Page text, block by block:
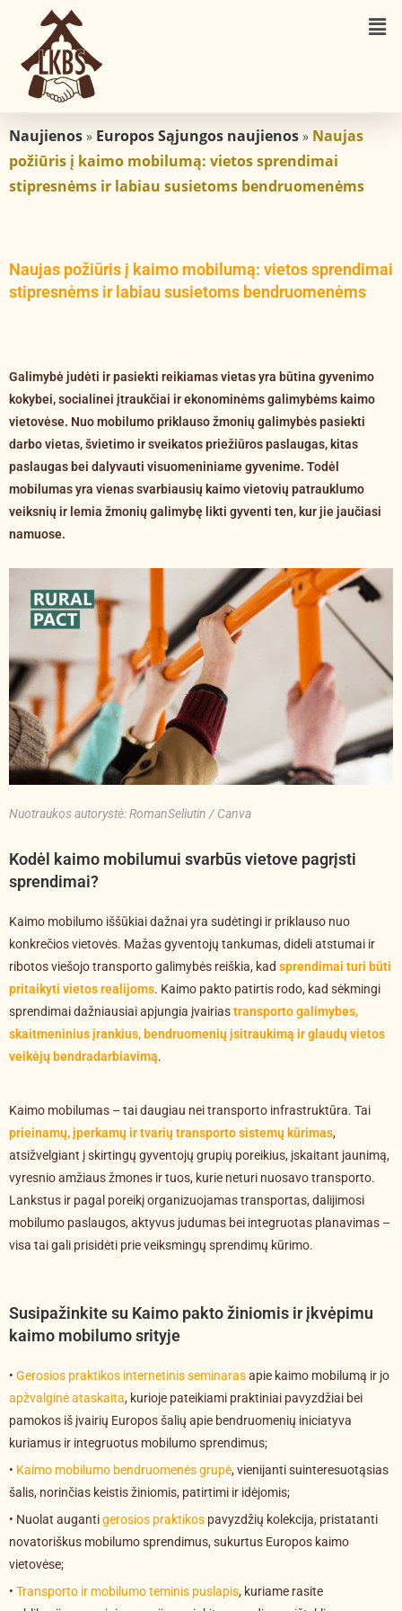
Naujienos » Europos Sąjungos naujienos » Naujas
požiūris į kaimo mobilumą: vietos sprendimai
stipresnėms ir labiau susietoms bendruomenėms
Naujas požiūris į kaimo mobilumą: vietos sprendimai
stipresnėms ir labiau susietoms bendruomenėms
Galimybė judėti ir pasiekti reikiamas vietas yra būtina gyvenimo
kokybei, socialinei įtraukčiai ir ekonominėms galimybėms kaimo
vietovėse. Nuo mobilumo priklauso žmonių galimybės pasiekti
darbo vietas, švietimo ir sveikatos priežiūros paslaugas, kitas
paslaugas bei dalyvauti visuomeniniame gyvenime. Todėl
mobilumas yra vienas svarbiausių kaimo vietovių patrauklumo
veiksnių ir lemia žmonių galimybę likti gyventi ten, kur jie jaučiasi
namuose.
Nuotraukos autorystė: RomanSeliutin / Canva
Kodėl kaimo mobilumui svarbūs vietove pagrįsti
sprendimai?
Kaimo mobilumo iššūkiai dažnai yra sudėtingi ir priklauso nuo
konkrečios vietovės. Mažas gyventojų tankumas, dideli atstumai ir
ribotos viešojo transporto galimybės reiškia, kad sprendimai turi būti
pritaikyti vietos realijoms. Kaimo pakto patirtis rodo, kad sėkmingi
sprendimai dažniausiai apjungia įvairiastransporto galimybes,
skaitmeninius įrankius, bendruomenių įsitraukimą ir glaudų vietos
veikėjų bendradarbiavimą.
Kaimo mobilumas – tai daugiau nei transporto infrastruktūra. Tai
prieinamų, įperkamų ir tvarių transporto sistemų kūrimas,
atsižvelgiant į skirtingų gyventojų grupių poreikius, įskaitant jaunimą,
vyresnio amžiaus žmones ir tuos, kurie neturi nuosavo transporto.
Lankstus ir pagal poreikį organizuojamas transportas, dalijimosi
mobilumo paslaugos, aktyvus judumas bei integruotas planavimas –
visa tai gali prisidėti prie veiksmingų sprendimų kūrimo.
Susipažinkite su Kaimo pakto žiniomis ir įkvėpimu
kaimo mobilumo srityje
• Gerosios praktikos internetinis seminarasapie kaimo mobilumą ir jo
apžvalginė ataskaita, kurioje pateikiami praktiniai pavyzdžiai bei
pamokos iš įvairių Europos šalių apie bendruomenių iniciatyva
kuriamus ir integruotus mobilumo sprendimus;
• Kaimo mobilumo bendruomenės grupė, vienijanti suinteresuotąsias
šalis, norinčias keistis žiniomis, patirtimi ir idėjomis;
• Nuolat augantigerosios praktikos pavyzdžių kolekcija, pristatanti
novatoriškus mobilumo sprendimus, sukurtus Europos kaimo
vietovėse;
• Transporto ir mobilumo teminis puslapis, kuriame rasite